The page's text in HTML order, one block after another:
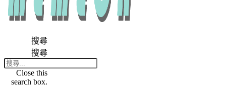
搜尋
搜尋
Close this
search box.